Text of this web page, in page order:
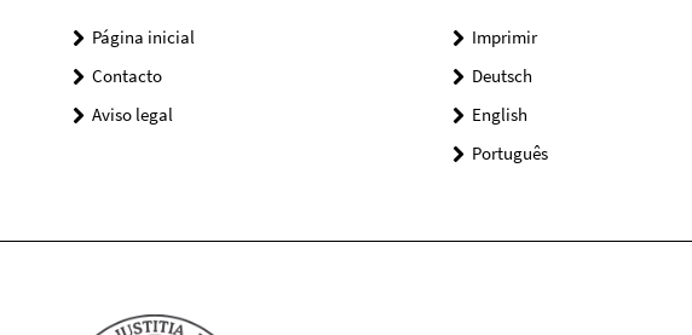
Página inicial
Contacto
Aviso legal
Imprimir
Deutsch
English
Português